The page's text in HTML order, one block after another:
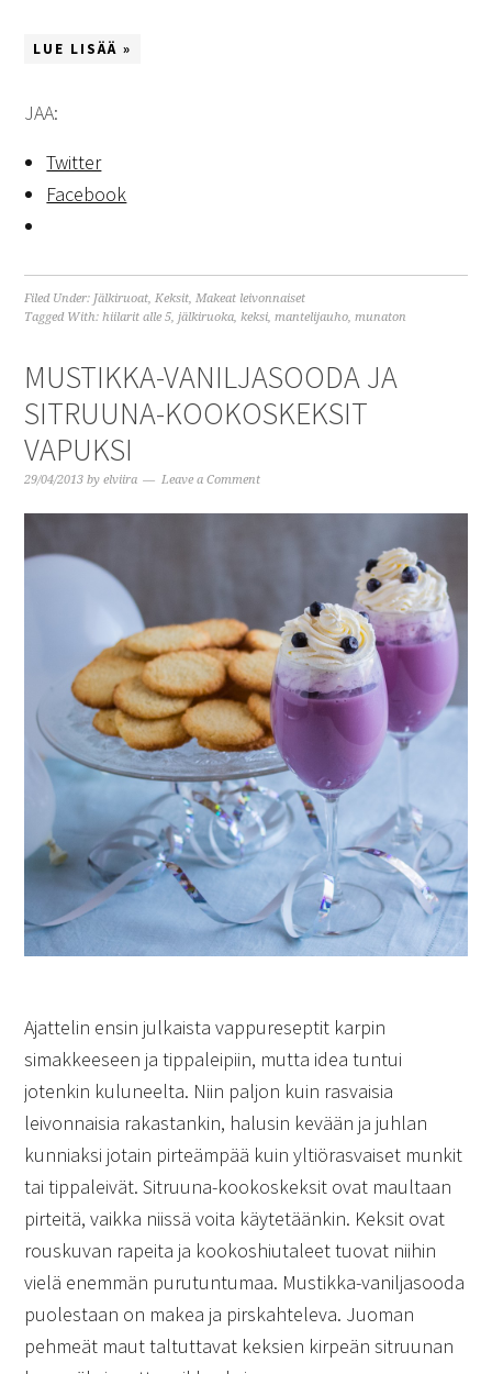
LUE LISÄÄ »
JAA:
Twitter
Facebook
Filed Under: Jälkiruoat,Keksit,Makeat leivonnaiset
Tagged With:hiilarit alle 5,jälkiruoka,keksi,mantelijauho,munaton
MUSTIKKA-VANILJASOODA JA
SITRUUNA-KOOKOSKEKSIT
VAPUKSI
29/04/2013 byelviira Leave a Comment
Ajattelin ensin julkaista vappureseptit karpin
simakkeeseen ja tippaleipiin, mutta idea tuntui
jotenkin kuluneelta. Niin paljon kuin rasvaisia
leivonnaisia rakastankin, halusin kevään ja juhlan
kunniaksi jotain pirteämpää kuin yltiörasvaiset munkit
tai tippaleivät. Sitruuna-kookoskeksit ovat maultaan
pirteitä, vaikka niissä voita käytetäänkin. Keksit ovat
rouskuvan rapeita ja kookoshiutaleet tuovat niihin
vielä enemmän purutuntumaa. Mustikka-vaniljasooda
puolestaan on makea ja pirskahteleva. Juoman
pehmeät maut taltuttavat keksien kirpeän sitruunan